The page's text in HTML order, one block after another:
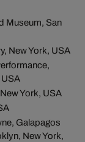
Museum, San
New York, USA
USA
York, USA
Galapagos
New York,